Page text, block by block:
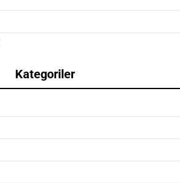
Kategoriler